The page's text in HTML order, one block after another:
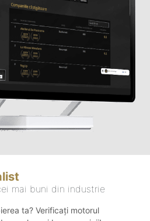
mai buni din industrie
ta? Verificați motorul